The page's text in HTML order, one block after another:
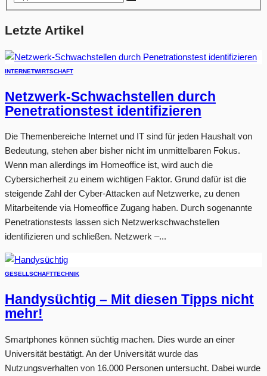
Letzte Artikel
INTERNETWIRTSCHAFT
Netzwerk-Schwachstellen durch
Penetrationstest identifizieren
Die Themenbereiche Internet und IT sind für jeden Haushalt von
Bedeutung, stehen aber bisher nicht im unmittelbaren Fokus.
Wenn man allerdings im Homeoffice ist, wird auch die
Cybersicherheit zu einem wichtigen Faktor. Grund dafür ist die
steigende Zahl der Cyber-Attacken auf Netzwerke, zu denen
Mitarbeitende via Homeoffice Zugang haben. Durch sogenannte
Penetrationstests lassen sich Netzwerkschwachstellen
identifizieren und schließen. Netzwerk –...
GESELLSCHAFTTECHNIK
Handysüchtig – Mit diesen Tipps nicht
mehr!
Smartphones können süchtig machen. Dies wurde an einer
Universität bestätigt. An der Universität wurde das
Nutzungsverhalten von 16.000 Personen untersucht. Dabei wurde